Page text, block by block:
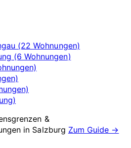
(22 Wohnungen)
(6 Wohnungen)
&
in Salzburg Zum Guide →